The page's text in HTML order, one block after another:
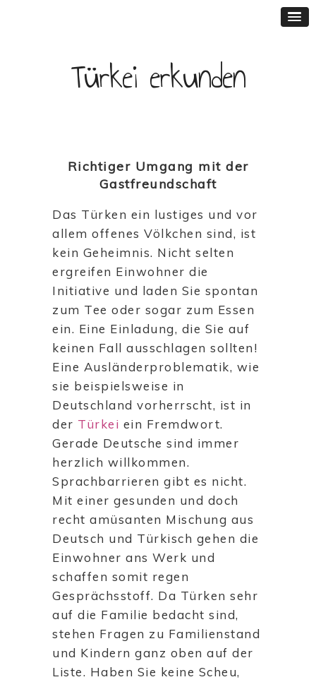
Türkei erkunden
Richtiger Umgang mit der
Gastfreundschaft
Das Türken ein lustiges und vor
allem offenes Völkchen sind, ist
kein Geheimnis. Nicht selten
ergreifen Einwohner die
Initiative und laden Sie spontan
zum Tee oder sogar zum Essen
ein. Eine Einladung, die Sie auf
keinen Fall ausschlagen sollten!
Eine Ausländerproblematik, wie
sie beispielsweise in
Deutschland vorherrscht, ist in
der Türkei ein Fremdwort.
Gerade Deutsche sind immer
herzlich willkommen.
Sprachbarrieren gibt es nicht.
Mit einer gesunden und doch
recht amüsanten Mischung aus
Deutsch und Türkisch gehen die
Einwohner ans Werk und
schaffen somit regen
Gesprächsstoff. Da Türken sehr
auf die Familie bedacht sind,
stehen Fragen zu Familienstand
und Kindern ganz oben auf der
Liste. Haben Sie keine Scheu,